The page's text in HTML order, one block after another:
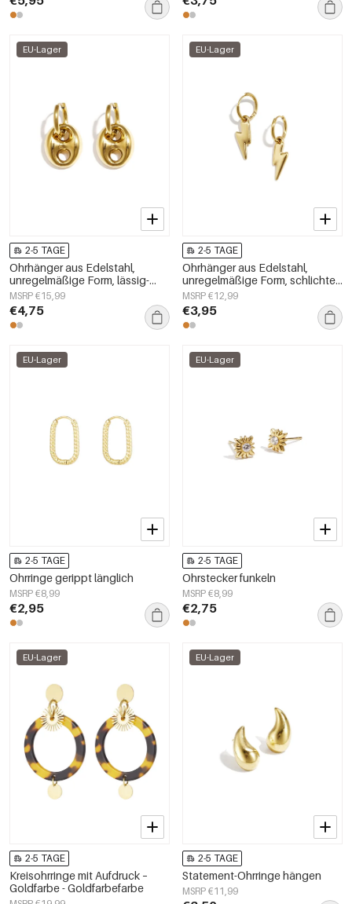
EU-Lager
2-5 TAGE
Ohrhänger aus Edelstahl,
unregelmäßige Form, lässig-
schlichte Serie, Damenschmuck
MSRP €15,99
€4,75
EU-Lager
2-5 TAGE
Ohrhänger aus Edelstahl,
unregelmäßige Form, schlichte
Alltags-Serie, Damenschmuck
MSRP €12,99
€3,95
EU-Lager
2-5 TAGE
Ohrringe gerippt länglich
MSRP €8,99
€2,95
EU-Lager
2-5 TAGE
Ohrstecker funkeln
MSRP €8,99
€2,75
EU-Lager
2-5 TAGE
Kreisohrringe mit Aufdruck –
Goldfarbe - Goldfarbefarbe
EU-Lager
2-5 TAGE
Statement-Ohrringe hängen
MSRP €11,99